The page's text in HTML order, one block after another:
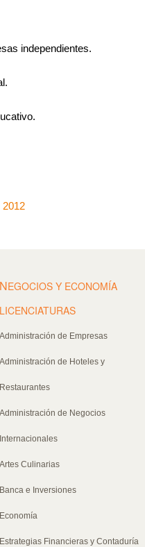
independientes.
2012
NEGOCIOS Y ECONOMÍA
LICENCIATURAS
Administración de Empresas
Administración de Hoteles y
Restaurantes
Administración de Negocios
Internacionales
Artes Culinarias
Banca e Inversiones
Economía
Estrategias Financieras y Contaduría